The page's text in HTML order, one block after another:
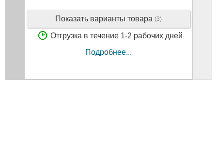
Показать варианты товара (3)
Отгрузка в течение 1-2 рабочих дней
Подробнее...